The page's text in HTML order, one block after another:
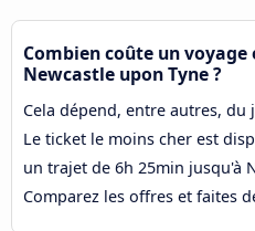
Combien coûte un voyage
Newcastle upon Tyne ?
Cela dépend, entre autres,
Le ticket le moins cher est
un trajet de 6h 25min jusqu'à
Comparez les offres et faites